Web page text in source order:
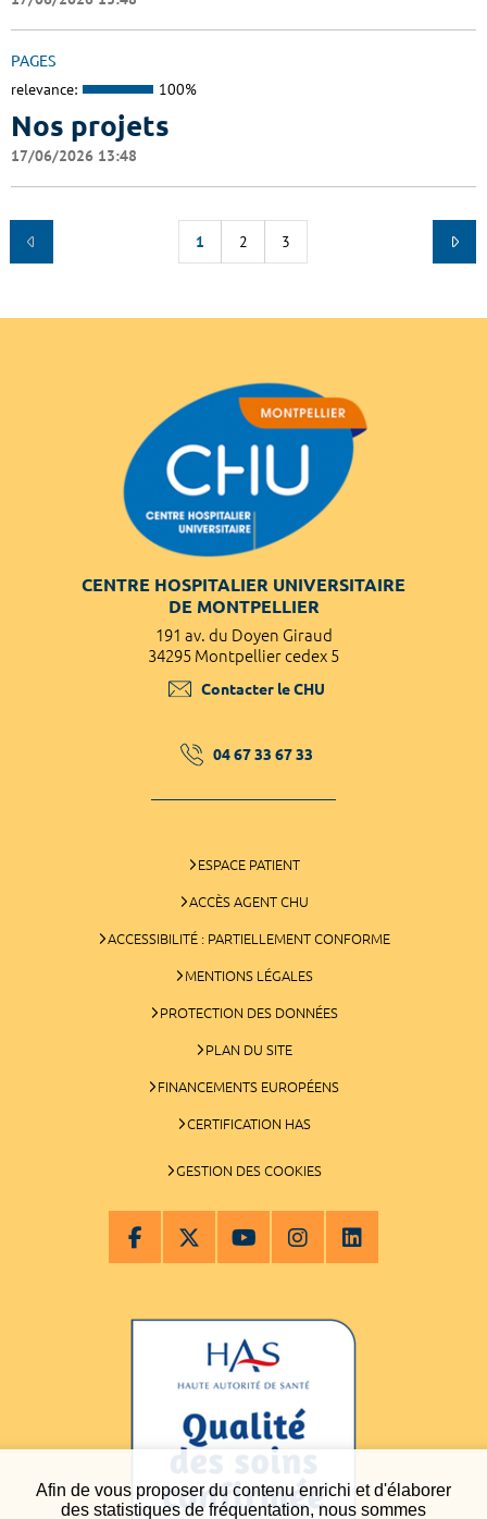
Afin de vous proposer du contenu enrichi et d'élaborer
des statistiques de fréquentation, nous sommes
PAGES
relevance: 100%
Nos projets
17/06/2026 13:48
1 2 3
CENTRE HOSPITALIER UNIVERSITAIRE
DE MONTPELLIER
191 av. du Doyen Giraud
34295 Montpellier cedex 5
Contacter le CHU
04 67 33 67 33
ESPACE PATIENT
ACCÈS AGENT CHU
ACCESSIBILITÉ : PARTIELLEMENT CONFORME
MENTIONS LÉGALES
PROTECTION DES DONNÉES
PLAN DU SITE
FINANCEMENTS EUROPÉENS
CERTIFICATION HAS
GESTION DES COOKIES